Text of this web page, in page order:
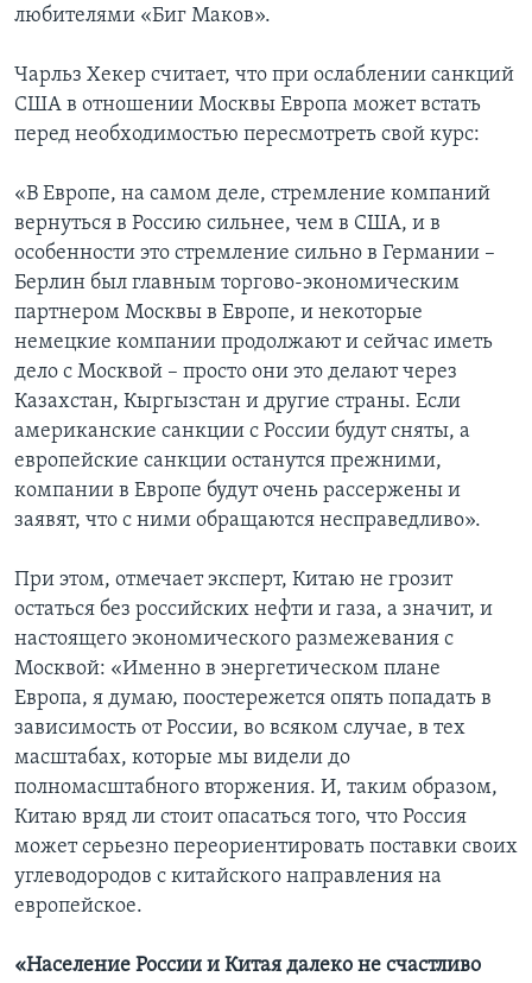
любителями «Биг Маков».
Чарльз Хекер считает, что при ослаблении санкций
США в отношении Москвы Европа может встать
перед необходимостью пересмотреть свой курс:
«В Европе, на самом деле, стремление компаний
вернуться в Россию сильнее, чем в США, и в
особенности это стремление сильно в Германии –
Берлин был главным торгово-экономическим
партнером Москвы в Европе, и некоторые
немецкие компании продолжают и сейчас иметь
дело с Москвой – просто они это делают через
Казахстан, Кыргызстан и другие страны. Если
американские санкции с России будут сняты, а
европейские санкции останутся прежними,
компании в Европе будут очень рассержены и
заявят, что с ними обращаются несправедливо».
При этом, отмечает эксперт, Китаю не грозит
остаться без российских нефти и газа, а значит, и
настоящего экономического размежевания с
Москвой: «Именно в энергетическом плане
Европа, я думаю, поостережется опять попадать в
зависимость от России, во всяком случае, в тех
масштабах, которые мы видели до
полномасштабного вторжения. И, таким образом,
Китаю вряд ли стоит опасаться того, что Россия
может серьезно переориентировать поставки своих
углеводородов с китайского направления на
европейское.
«Население России и Китая далеко не счастливо